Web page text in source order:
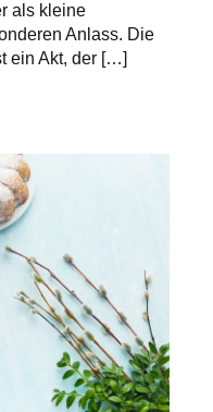
als kleine
Anlass. Die
ein Akt, der […]